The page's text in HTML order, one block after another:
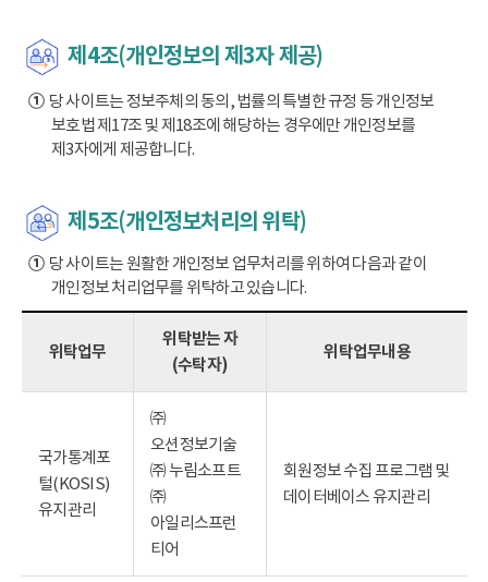
제4조(개인정보의 제3자 제공)
①당 사이트는 정보주체의 동의, 법률의 특별한 규정 등 개인정보
보호법 제17조 및 제18조에 해당하는 경우에만 개인정보를
제3자에게 제공합니다.
제5조(개인정보처리의 위탁)
①당 사이트는 원활한 개인정보 업무처리를 위하여 다음과 같이
개인정보 처리업무를 위탁하고 있습니다.
위탁업무
위탁받는 자
(수탁자)
위탁업무내용
국가통계포
털(KOSIS)
유지관리
㈜
오션정보기술
㈜ 누림소프트
㈜
아일리스프런
티어
회원정보 수집 프로그램 및
데이터베이스 유지관리